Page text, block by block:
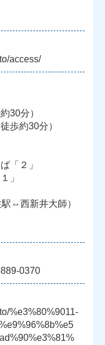
access/
30分）
歩約30分）
「２」
」
⇔西新井大師）
0370
%e3%80%9011-